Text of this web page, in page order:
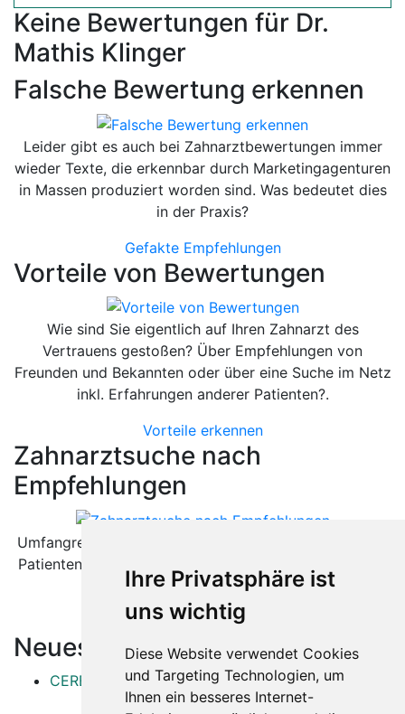
Ihre Privatsphäre ist
uns wichtig
Diese Website verwendet Cookies
und Targeting Technologien, um
Ihnen ein besseres Internet-
Keine Bewertungen für Dr.
Mathis Klinger
Falsche Bewertung erkennen
Leider gibt es auch bei Zahnarztbewertungen immer
wieder Texte, die erkennbar durch Marketingagenturen
in Massen produziert worden sind. Was bedeutet dies
in der Praxis?
Gefakte Empfehlungen
Vorteile von Bewertungen
Wie sind Sie eigentlich auf Ihren Zahnarzt des
Vertrauens gestoßen? Über Empfehlungen von
Freunden und Bekannten oder über eine Suche im Netz
inkl. Erfahrungen anderer Patienten?.
Vorteile erkennen
Zahnarztsuche nach
Empfehlungen
Umfangreiche Bewertungsplattformen sind sowohl für
Patienten als auch für Zahnärzte äußerst hilfreich. Wie
können diese helfen.
Besser als gedacht
Neueste Artikel:
CEREC